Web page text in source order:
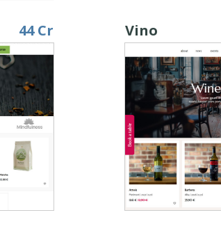
44 Cr Vino